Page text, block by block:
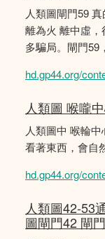
人類圖閘門59
離為火 離中虛
多騙局。閘門59
hd.gp44.org/
人類圖 喉嚨
人類圖中 喉輪
看著東西，會自
hd.gp44.org/
人類圖42-53
圖閘門42 閘